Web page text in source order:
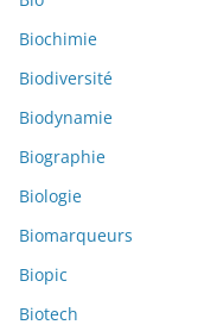
Biochimie
Biodiversité
Biodynamie
Biographie
Biologie
Biomarqueurs
Biopic
Biotech